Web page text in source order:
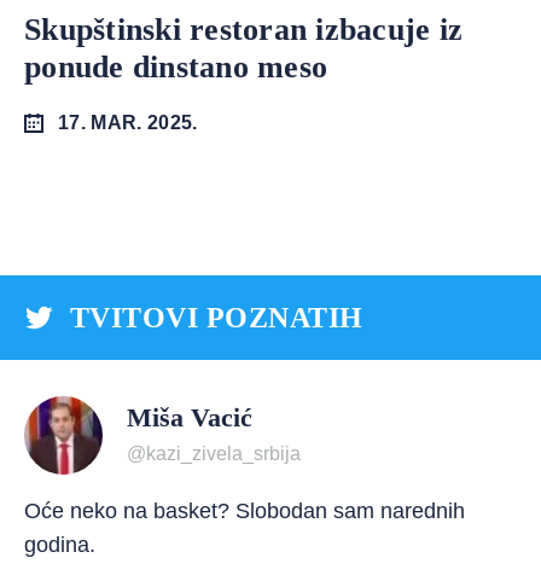
Skupštinski restoran izbacuje iz
ponude dinstano meso
17. MAR. 2025.
TVITOVI POZNATIH
Miša Vacić
@kazi_zivela_srbija
Oće neko na basket? Slobodan sam narednih
godina.